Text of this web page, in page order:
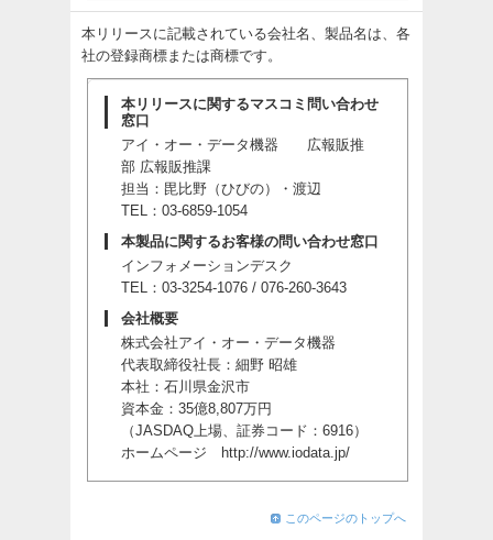
本リリースに記載されている会社名、製品名は、各
社の登録商標または商標です。
本リリースに関するマスコミ問い合わせ
窓口
アイ・オー・データ機器 広報販推
部 広報販推課
担当：毘比野（ひびの）・渡辺
TEL：03-6859-1054
本製品に関するお客様の問い合わせ窓口
インフォメーションデスク
TEL：03-3254-1076 / 076-260-3643
会社概要
株式会社アイ・オー・データ機器
代表取締役社長：細野 昭雄
本社：石川県金沢市
資本金：35億8,807万円
（JASDAQ上場、証券コード：6916）
ホームページ
http://www.iodata.jp/
このページのトップへ